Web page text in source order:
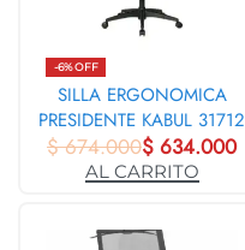
-6% OFF
SILLA ERGONOMICA
PRESIDENTE KABUL 31712
$674.000$ 634.000
AL CARRITO